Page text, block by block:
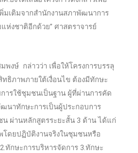
มเติมจากสำนักงานสภาพัฒนาการ
ห่งชาติอีกด้วย” ศาสตราจารย์
พงษ์ กล่าวว่า เพื่อให้โครงการบรรลุ
ธิภาพภายใต้เงื่อนไข ต้องมีทักษะ
ารใช้ชุมชนเป็นฐาน ผู้ที่ผ่านการคัด
นาทักษะการเป็นผู้ประกอบการ
น ผ่านหลักสูตรระยะสั้น 3 ด้าน ได้แก่
โดยปฏิบัติงานจริงในชุมชนหรือ
ทักษะการบริหารจัดการ 3.ทักษะ